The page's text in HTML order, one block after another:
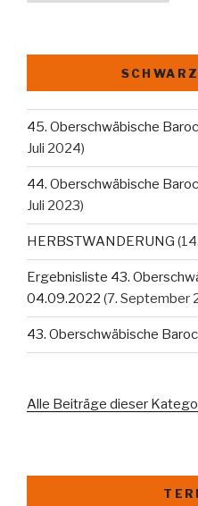
45. Oberschwäbische
Juli 2024)
44. Oberschwäbische
Juli 2023)
HERBSTWANDERUNG
Ergebnisliste 43.
04.09.2022 (7. September
43. Oberschwäbische
Alle Beiträge dieser